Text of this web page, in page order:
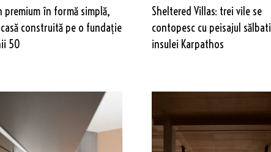
premium în formă simplă,
construită pe o fundație
50
Sheltered Villas: trei vile se
contopesc cu peisajul
insulei Karpathos